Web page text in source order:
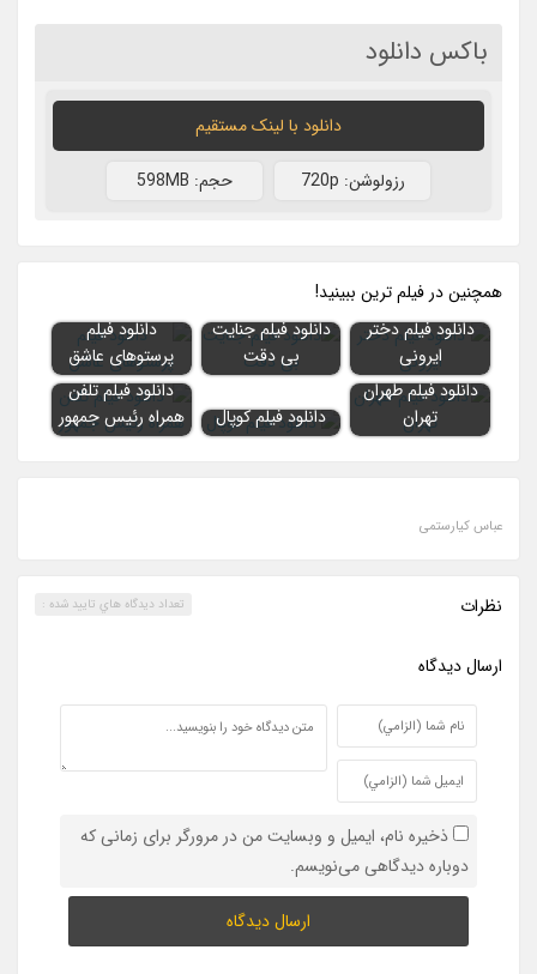
باکس دانلود
دانلود با لينک مستقيم
رزولوشن: 720p حجم: 598MB
همچنين در فيلم ترين ببينيد!
دانلود فیلم دختر
ایرونی
دانلود فیلم جنایت
بی دقت
دانلود فیلم
پرستوهای عاشق
دانلود فیلم طهران
تهران
دانلود فیلم کوپال
دانلود فیلم تلفن
همراه رئیس جمهور
عباس کیارستمی
نظرات تعداد ديدگاه هاي تاييد شده :
ارسال ديدگاه
ذخیره نام، ایمیل و وبسایت من در مرورگر برای زمانی که
دوباره دیدگاهی می‌نویسم.